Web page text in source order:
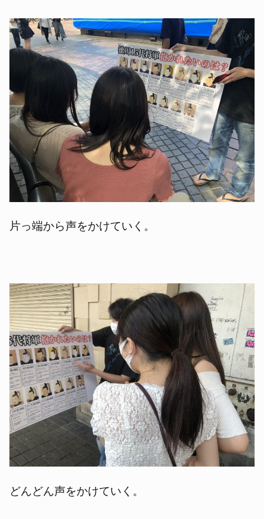
片っ端から声をかけていく。
どんどん声をかけていく。